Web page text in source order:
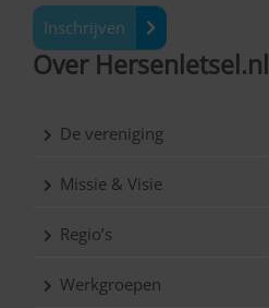
Inschrijven
Over Hersenletsel.nl
De vereniging
Missie & Visie
Regio’s
Werkgroepen